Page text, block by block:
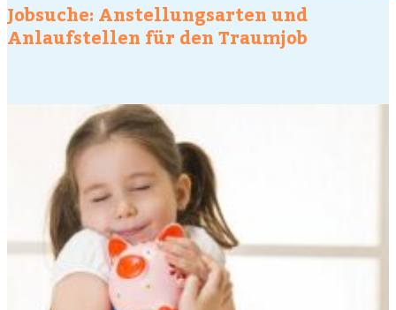
Jobsuche: Anstellungsarten und
Anlaufstellen für den Traumjob